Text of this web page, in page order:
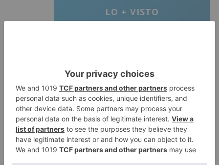
LO + VISTO
2
Villatoro da el primer paso para
dejar atrás su aislamiento con el
inicio de la senda peatonal y
ciclista
3
Un hombre de 80 años resulta
herido en Burgos tras la colisión
entre un turismo y un camión